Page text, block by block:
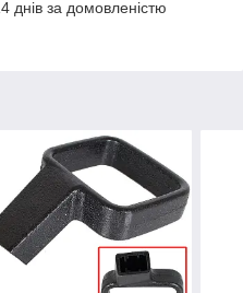
днів за домовленістю